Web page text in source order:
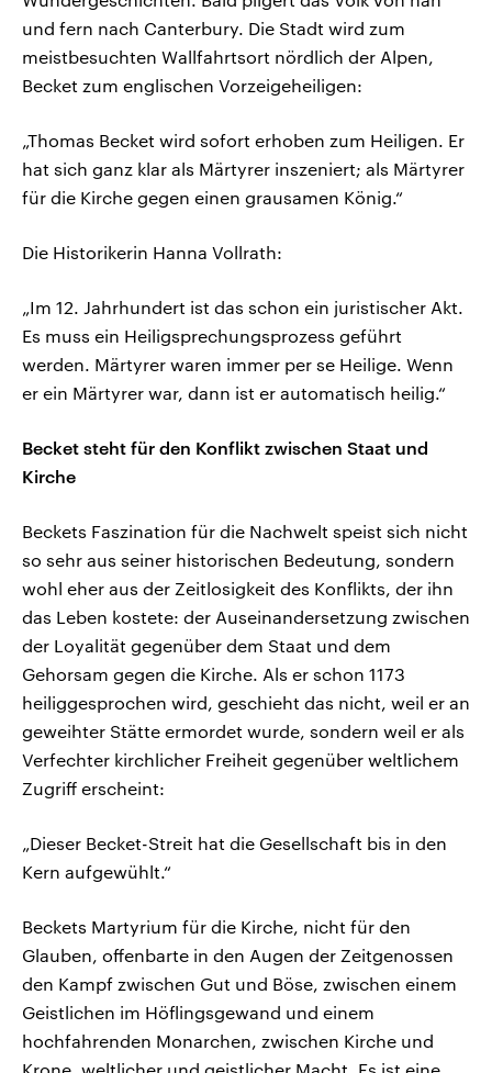
und fern nach Canterbury. Die Stadt wird zum
meistbesuchten Wallfahrtsort nördlich der Alpen,
Becket zum englischen Vorzeigeheiligen:
„Thomas Becket wird sofort erhoben zum Heiligen. Er
hat sich ganz klar als Märtyrer inszeniert; als Märtyrer
für die Kirche gegen einen grausamen König.“
Die Historikerin Hanna Vollrath:
„Im 12. Jahrhundert ist das schon ein juristischer Akt.
Es muss ein Heiligsprechungsprozess geführt
werden. Märtyrer waren immer per se Heilige. Wenn
er ein Märtyrer war, dann ist er automatisch heilig.“
Becket steht für den Konflikt zwischen Staat und
Kirche
Beckets Faszination für die Nachwelt speist sich nicht
so sehr aus seiner historischen Bedeutung, sondern
wohl eher aus der Zeitlosigkeit des Konflikts, der ihn
das Leben kostete: der Auseinandersetzung zwischen
der Loyalität gegenüber dem Staat und dem
Gehorsam gegen die Kirche. Als er schon 1173
heiliggesprochen wird, geschieht das nicht, weil er an
geweihter Stätte ermordet wurde, sondern weil er als
Verfechter kirchlicher Freiheit gegenüber weltlichem
Zugriff erscheint:
„Dieser Becket-Streit hat die Gesellschaft bis in den
Kern aufgewühlt.“
Beckets Martyrium für die Kirche, nicht für den
Glauben, offenbarte in den Augen der Zeitgenossen
den Kampf zwischen Gut und Böse, zwischen einem
Geistlichen im Höflingsgewand und einem
hochfahrenden Monarchen, zwischen Kirche und